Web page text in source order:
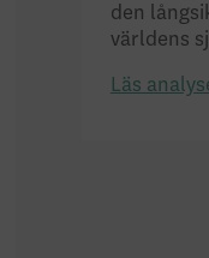
den
världens
Läs